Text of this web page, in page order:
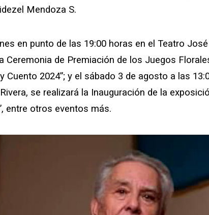
Mendoza S.
en punto de las 19:00 horas en el Teatro
Ceremonia de Premiación de los Juegos
Cuento 2024”; y el sábado 3 de agosto a las
se realizará la Inauguración de la
entre otros eventos más.